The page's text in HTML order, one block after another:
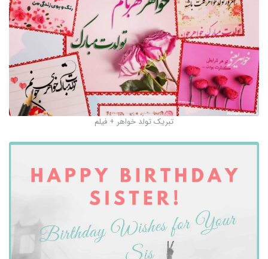
تبریک تولد خواهر + فیلم